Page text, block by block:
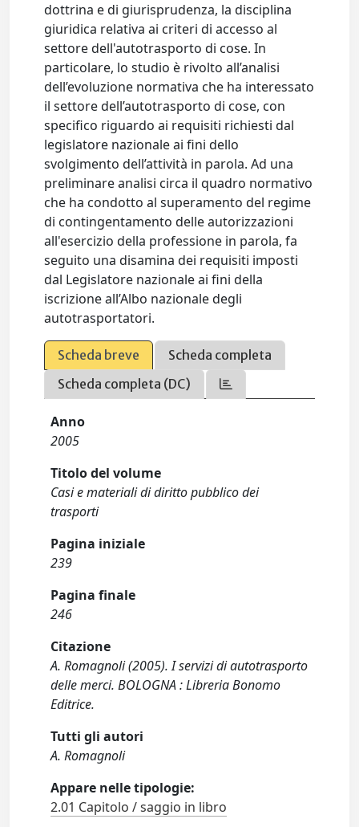
dottrina e di giurisprudenza, la disciplina
giuridica relativa ai criteri di accesso al
settore dell'autotrasporto di cose. In
particolare, lo studio è rivolto all’analisi
dell’evoluzione normativa che ha interessato
il settore dell’autotrasporto di cose, con
specifico riguardo ai requisiti richiesti dal
legislatore nazionale ai fini dello
svolgimento dell’attività in parola. Ad una
preliminare analisi circa il quadro normativo
che ha condotto al superamento del regime
di contingentamento delle autorizzazioni
all'esercizio della professione in parola, fa
seguito una disamina dei requisiti imposti
dal Legislatore nazionale ai fini della
iscrizione all’Albo nazionale degli
autotrasportatori.
Scheda breve
Scheda completa
Scheda completa (DC)
Anno
2005
Titolo del volume
Casi e materiali di diritto pubblico dei
trasporti
Pagina iniziale
239
Pagina finale
246
Citazione
A. Romagnoli (2005). I servizi di autotrasporto
delle merci. BOLOGNA : Libreria Bonomo
Editrice.
Tutti gli autori
A. Romagnoli
Appare nelle tipologie:
2.01 Capitolo / saggio in libro